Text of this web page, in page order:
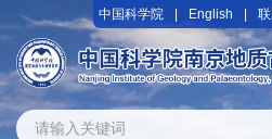
中国科学院 English